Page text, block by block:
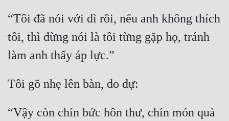
“Tôi đã nói với dì rồi, nếu anh không thích
tôi, thì đừng nói là tôi từng gặp họ, tránh
làm anh thấy áp lực.”
Tôi gõ nhẹ lên bàn, do dự:
“Vậy còn chín bức hôn thư, chín món quà